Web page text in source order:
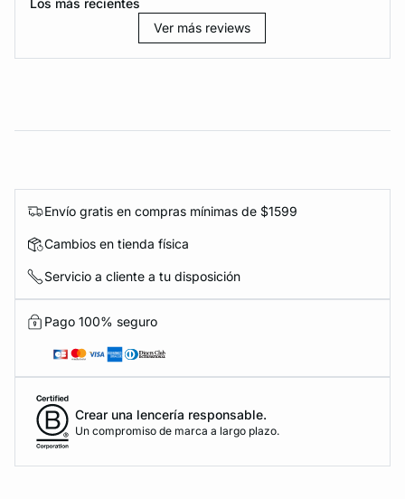
Los más recientes
Ver más reviews
Envío gratis en compras mínimas de $1599
Cambios en tienda física
Servicio a cliente a tu disposición
Pago 100% seguro
Crear una lencería responsable.
Un compromiso de marca a largo plazo.